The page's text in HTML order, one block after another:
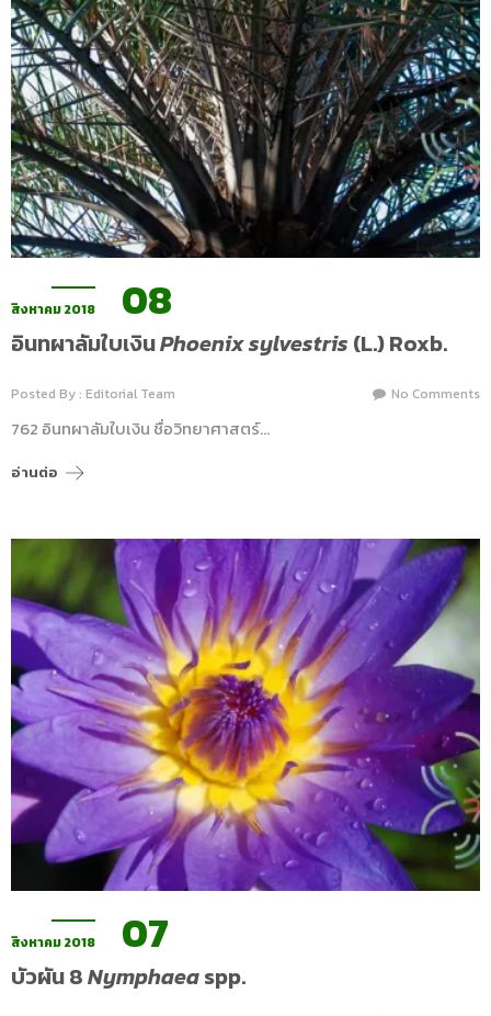
สิงหาคม 2018 08
อินทผาลัมใบเงินPhoenix sylvestris (L.) Roxb.
Posted By : Editorial Team No Comments
762 อินทผาลัมใบเงิน ชื่อวิทยาศาสตร์…
อ่านต่อ
สิงหาคม 2018 07
บัวผัน 8Nymphaeaspp.